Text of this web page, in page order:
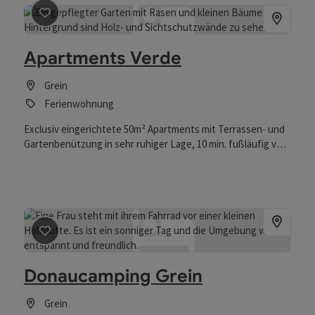
Beitrag merken: Apartments Verde
Apartments Verde
Grein
Ferienwohnung
Exclusiv eingerichtete 50m² Apartments mit Terrassen- und
Gartenbenützung in sehr ruhiger Lage, 10 min. fußläufig vom
Terrassenplatz, ein idealer Platz um den Tag ruhig und
entspannt ausklingen zu lassen. Versperrbare
Fahrradgarage, Auflademöglichkeit für E-Bikes
Beitrag merken: Donaucamping Grein
Donaucamping Grein
Grein